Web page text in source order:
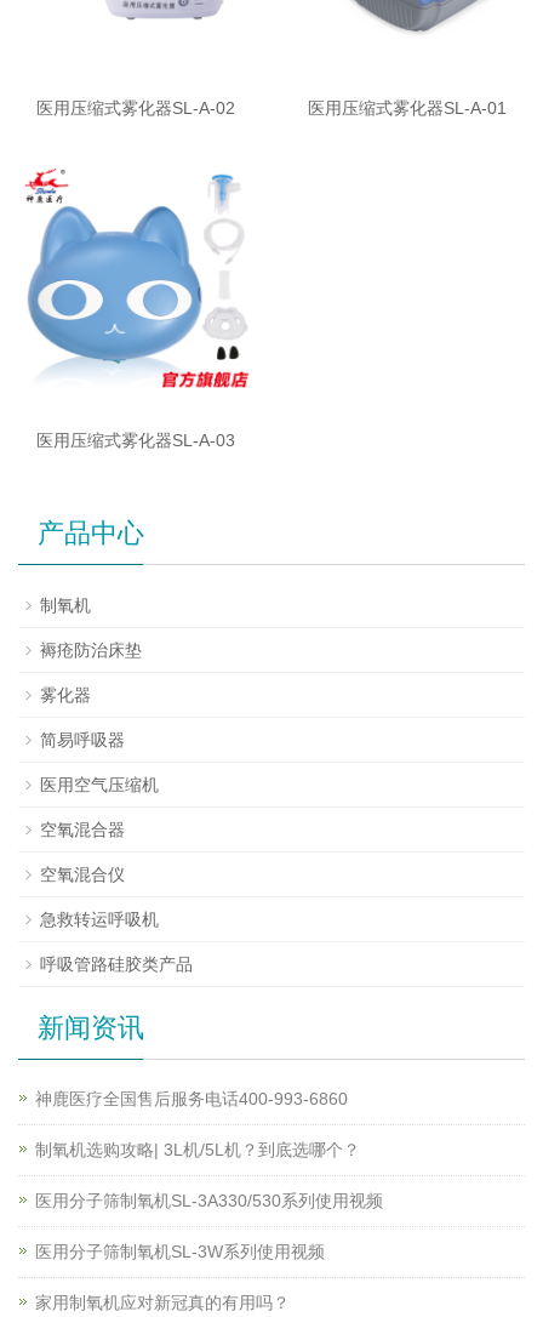
医用压缩式雾化器SL-A-02 医用压缩式雾化器SL-A-01
医用压缩式雾化器SL-A-03
产品中心
制氧机
褥疮防治床垫
雾化器
简易呼吸器
医用空气压缩机
空氧混合器
空氧混合仪
急救转运呼吸机
呼吸管路硅胶类产品
新闻资讯
神鹿医疗全国售后服务电话400-993-6860
制氧机选购攻略| 3L机/5L机？到底选哪个？
医用分子筛制氧机SL-3A330/530系列使用视频
医用分子筛制氧机SL-3W系列使用视频
家用制氧机应对新冠真的有用吗？